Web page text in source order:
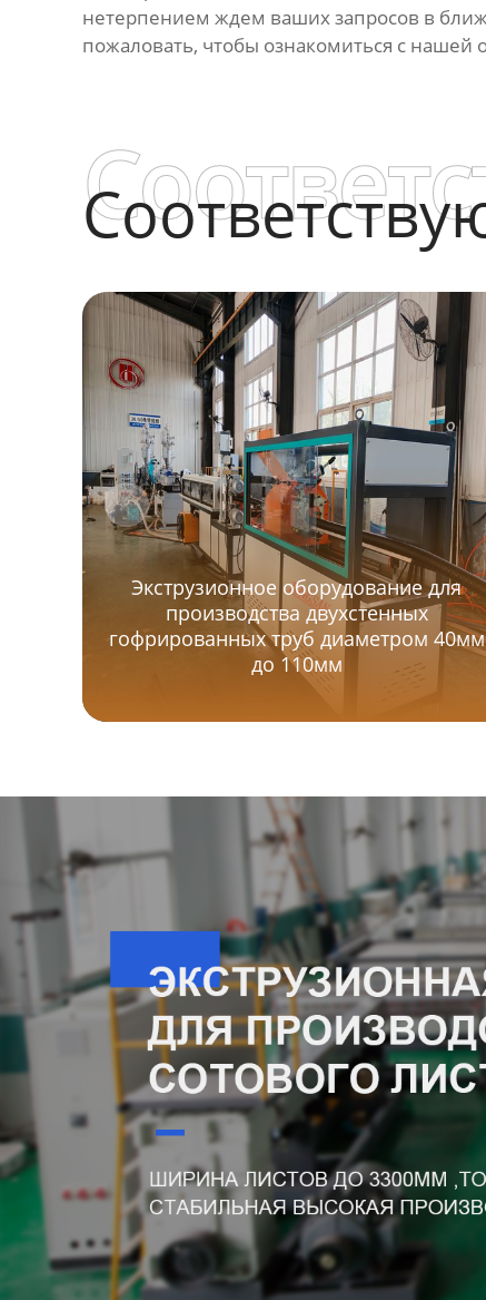
нетерпением ждем ваших запросов в
пожаловать, чтобы ознакомиться с нашей
Экструзионное оборудование для
производства двухстенных
гофрированных труб диаметром 40мм
до 110мм